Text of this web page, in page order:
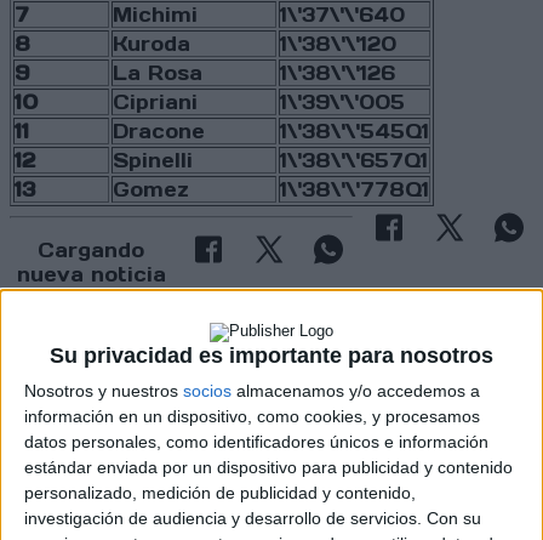
Su privacidad es importante para nosotros
Nosotros y nuestros socios almacenamos y/o accedemos a
información en un dispositivo, como cookies, y procesamos
datos personales, como identificadores únicos e información
estándar enviada por un dispositivo para publicidad y contenido
personalizado, medición de publicidad y contenido,
investigación de audiencia y desarrollo de servicios. Con su
7
Michimi
1\'37\'\'640
8
Kuroda
1\'38\'\'120
9
La Rosa
1\'38\'\'126
10
Cipriani
1\'39\'\'005
11
Dracone
1\'38\'\'545Q1
12
Spinelli
1\'38\'\'657Q1
13
Gomez 1\'38\'\'778Q1
Cargando
nueva noticia
No hay más noticias en esta categoría.
Rallyes